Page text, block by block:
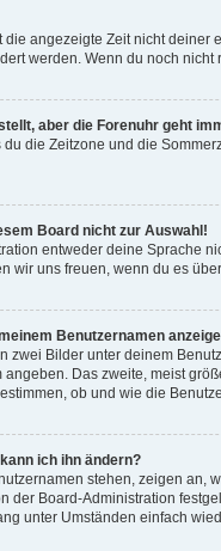
angezeigte Zeit nicht deiner
werden. Wenn du noch nicht
aber die Forenuhr geht
die Zeitzone und die
Board nicht zur Auswahl!
entweder deine Sprache
wir uns freuen, wenn du es
Benutzernamen
zwei Bilder unter deinem
Das zweite, meist
ob und wie die
ich ihn ändern?
stehen, zeigen an,
der Board-Administration
unter Umständen einfach